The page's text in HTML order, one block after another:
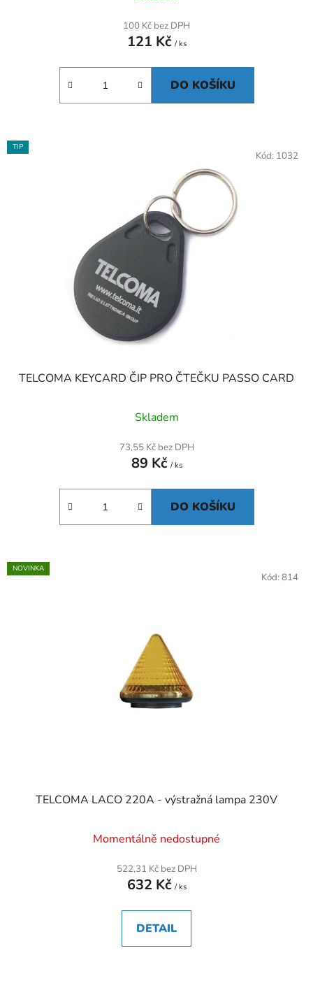
100 Kč bez DPH
121 Kč / ks
DO KOŠÍKU
TIP
TELCOMA KEYCARD ČIP PRO ČTEČKU PASSO CARD
Skladem
73,55 Kč bez DPH
89 Kč / ks
DO KOŠÍKU
Kód: 1032
NOVINKA
TELCOMA LACO 220A - výstražná lampa 230V
Momentálně nedostupné
522,31 Kč bez DPH
632 Kč / ks
DETAIL
Kód: 814